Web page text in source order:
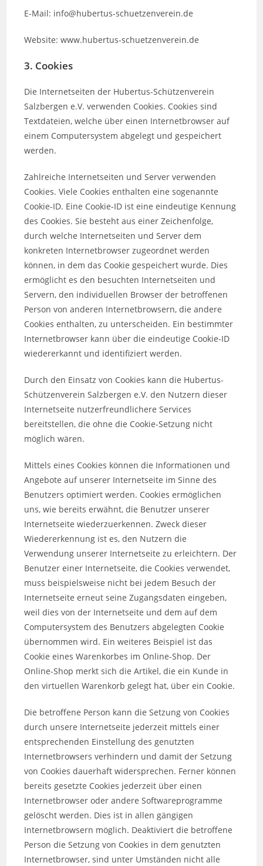
E-Mail: info@hubertus-schuetzenverein.de
Website: www.hubertus-schuetzenverein.de
3. Cookies
Die Internetseiten der Hubertus-Schützenverein
Salzbergen e.V. verwenden Cookies. Cookies sind
Textdateien, welche über einen Internetbrowser auf
einem Computersystem abgelegt und gespeichert
werden.
Zahlreiche Internetseiten und Server verwenden
Cookies. Viele Cookies enthalten eine sogenannte
Cookie-ID. Eine Cookie-ID ist eine eindeutige Kennung
des Cookies. Sie besteht aus einer Zeichenfolge,
durch welche Internetseiten und Server dem
konkreten Internetbrowser zugeordnet werden
können, in dem das Cookie gespeichert wurde. Dies
ermöglicht es den besuchten Internetseiten und
Servern, den individuellen Browser der betroffenen
Person von anderen Internetbrowsern, die andere
Cookies enthalten, zu unterscheiden. Ein bestimmter
Internetbrowser kann über die eindeutige Cookie-ID
wiedererkannt und identifiziert werden.
Durch den Einsatz von Cookies kann die Hubertus-
Schützenverein Salzbergen e.V. den Nutzern dieser
Internetseite nutzerfreundlichere Services
bereitstellen, die ohne die Cookie-Setzung nicht
möglich wären.
Mittels eines Cookies können die Informationen und
Angebote auf unserer Internetseite im Sinne des
Benutzers optimiert werden. Cookies ermöglichen
uns, wie bereits erwähnt, die Benutzer unserer
Internetseite wiederzuerkennen. Zweck dieser
Wiedererkennung ist es, den Nutzern die
Verwendung unserer Internetseite zu erleichtern. Der
Benutzer einer Internetseite, die Cookies verwendet,
muss beispielsweise nicht bei jedem Besuch der
Internetseite erneut seine Zugangsdaten eingeben,
weil dies von der Internetseite und dem auf dem
Computersystem des Benutzers abgelegten Cookie
übernommen wird. Ein weiteres Beispiel ist das
Cookie eines Warenkorbes im Online-Shop. Der
Online-Shop merkt sich die Artikel, die ein Kunde in
den virtuellen Warenkorb gelegt hat, über ein Cookie.
Die betroffene Person kann die Setzung von Cookies
durch unsere Internetseite jederzeit mittels einer
entsprechenden Einstellung des genutzten
Internetbrowsers verhindern und damit der Setzung
von Cookies dauerhaft widersprechen. Ferner können
bereits gesetzte Cookies jederzeit über einen
Internetbrowser oder andere Softwareprogramme
gelöscht werden. Dies ist in allen gängigen
Internetbrowsern möglich. Deaktiviert die betroffene
Person die Setzung von Cookies in dem genutzten
Internetbrowser, sind unter Umständen nicht alle